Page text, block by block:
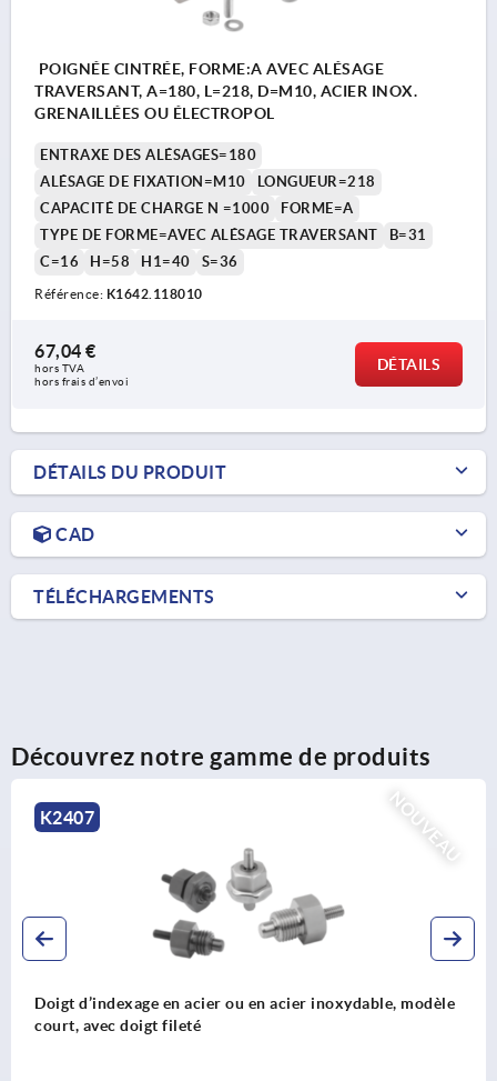
POIGNÉE CINTRÉE, FORME:A AVEC ALÉSAGE
TRAVERSANT, A=180, L=218, D=M10, ACIER INOX.
GRENAILLÉES OU ÉLECTROPOL
ENTRAXE DES ALÉSAGES=180
ALÉSAGE DE FIXATION=M10
LONGUEUR=218
CAPACITÉ DE CHARGE N =1000
FORME=A
TYPE DE FORME=AVEC ALÉSAGE TRAVERSANT
B=31
C=16
H=58 H1=40 S=36
Référence: K1642.118010
67,04 €
hors TVA
hors frais d’envoi
DÉTAILS
DÉTAILS DU PRODUIT
CAD
TÉLÉCHARGEMENTS
Découvrez notre gamme de produits
NOUVEAU
modèle
Doigt d'indexage en acier ou en inox avec
traction en inox